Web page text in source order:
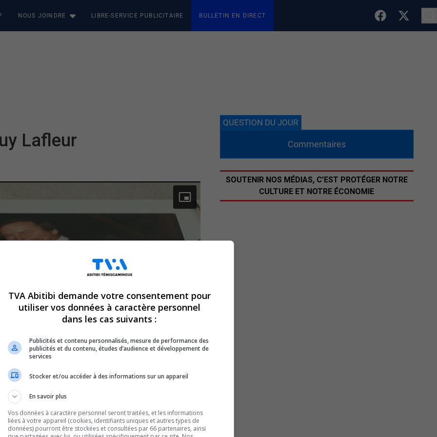
NOUS JOINDRE LIBRE-SERVICE PUBLICITAIRE BULLETIN EN DIRECT
Lafleur
bien la région.
QUESTION DU JOUR
Commentaires
SOUTENIR NOS MÉDIAS, C’EST PROTÉGER NOTRE
CULTURE ET NOTRE ÉCONOMIE
TVA Abitibi demande votre consentement pour
utiliser vos données à caractère personnel
dans les cas suivants :
Publicités et contenu personnalisés, mesure de performance des
publicités et du contenu, études d’audience et développement de
services
Stocker et/ou accéder à des informations sur un appareil
En savoir plus
Vos données à caractère personnel seront traitées, et les informations
liées à votre appareil (cookies, identifiants uniques et autres types de
données) pourront être stockées et consultées par 66 partenaires, ainsi